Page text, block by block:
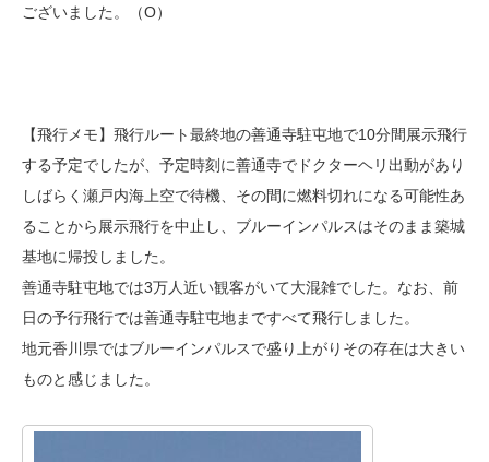
ございました。（O）
【飛行メモ】飛行ルート最終地の善通寺駐屯地で10分間展示飛行
する予定でしたが、予定時刻に善通寺でドクターヘリ出動があり
しばらく瀬戸内海上空で待機、その間に燃料切れになる可能性あ
ることから展示飛行を中止し、ブルーインパルスはそのまま築城
基地に帰投しました。
善通寺駐屯地では3万人近い観客がいて大混雑でした。なお、前
日の予行飛行では善通寺駐屯地まですべて飛行しました。
地元香川県ではブルーインパルスで盛り上がりその存在は大きい
ものと感じました。